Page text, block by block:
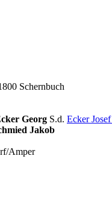
Schernbuch
Georg S.d. Ecker Josef
Jakob
Amper